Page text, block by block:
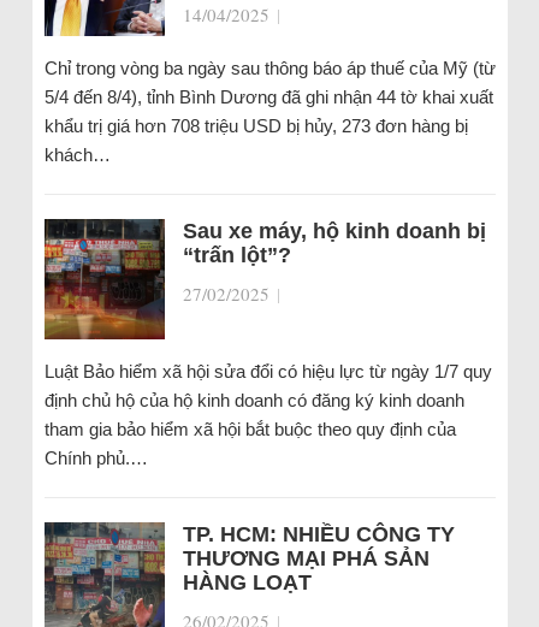
14/04/2025 |
Chỉ trong vòng ba ngày sau thông báo áp thuế của Mỹ (từ
5/4 đến 8/4), tỉnh Bình Dương đã ghi nhận 44 tờ khai xuất
khẩu trị giá hơn 708 triệu USD bị hủy, 273 đơn hàng bị
khách…
Sau xe máy, hộ kinh doanh bị
“trấn lột”?
27/02/2025 |
Luật Bảo hiểm xã hội sửa đổi có hiệu lực từ ngày 1/7 quy
định chủ hộ của hộ kinh doanh có đăng ký kinh doanh
tham gia bảo hiểm xã hội bắt buộc theo quy định của
Chính phủ.…
TP. HCM: NHIỀU CÔNG TY
THƯƠNG MẠI PHÁ SẢN
HÀNG LOẠT
26/02/2025 |